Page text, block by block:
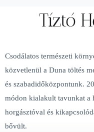
Tíztó
Csodálatos természeti
közvetlenül a Duna töltés
és szabadidőközpontunk.
módon kialakult tavunkat a
horgásztóval és
bővült.